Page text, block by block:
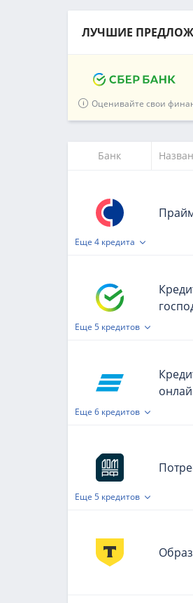
ЛУЧШИЕ
Оценивайте свои
Банк
Еще 4 кредита
Еще 5 кредитов
Еще 6 кредитов
Еще 5 кредитов